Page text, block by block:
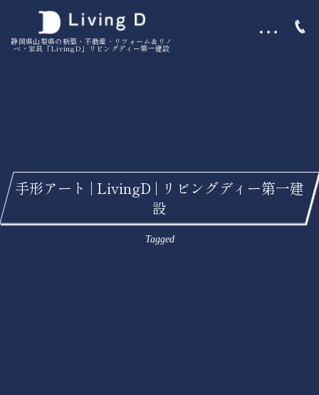
静岡県山梨県の新築・不動産・リフォーム＆リノ
ベ・家具「LivingD」リビングディー第一建設
…
手形アート | LivingD | リビングディー第一建
設
Tagged